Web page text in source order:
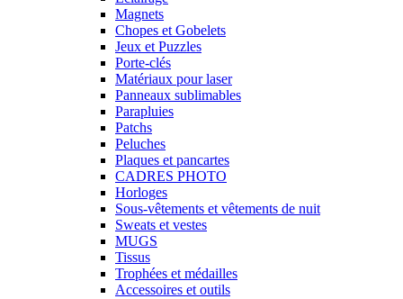
Magnets
Chopes et Gobelets
Jeux et Puzzles
Porte-clés
Matériaux pour laser
Panneaux sublimables
Parapluies
Patchs
Peluches
Plaques et pancartes
CADRES PHOTO
Horloges
Sous-vêtements et vêtements de nuit
Sweats et vestes
MUGS
Tissus
Trophées et médailles
Accessoires et outils